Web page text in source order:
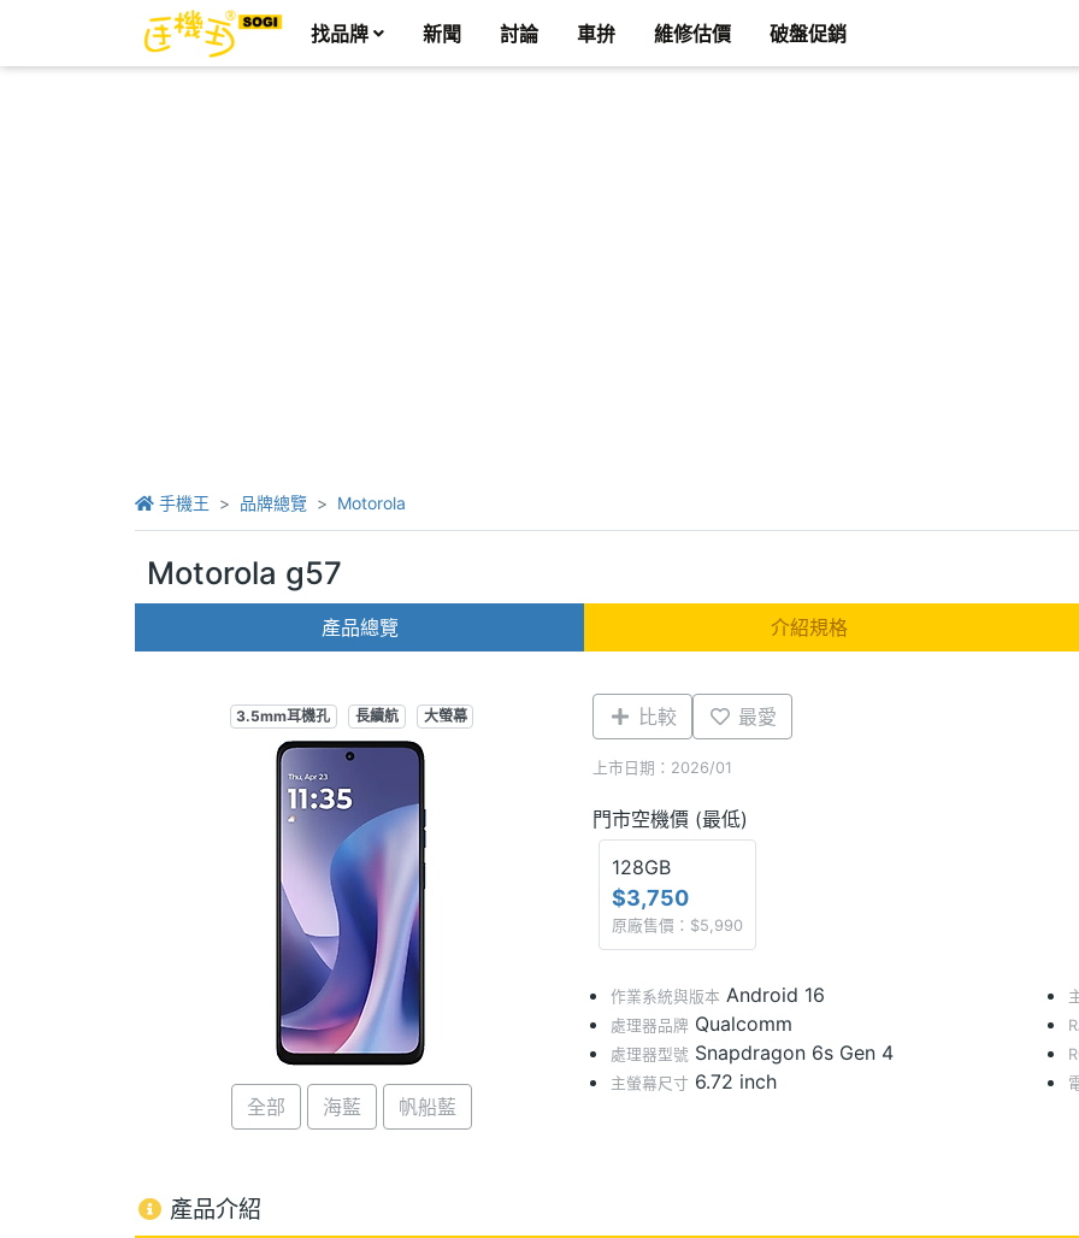
找品牌 新聞 討論 車拚 維修估價 破盤促銷
手機王 品牌總覽 Motorola
Motorola g57
產品總覽 介紹規格
3.5mm耳機孔 長續航 大螢幕
全部 海藍 帆船藍
比較 最愛
上市日期：2026/01
門市空機價 (最低)
128GB
$3,750
原廠售價：$5,990
作業系統與版本 Android 16
處理器品牌 Qualcomm
處理器型號 Snapdragon 6s Gen 4
主螢幕尺寸 6.72 inch
產品介紹